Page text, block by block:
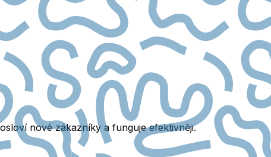
nové zákazníky a funguje efektivněji.